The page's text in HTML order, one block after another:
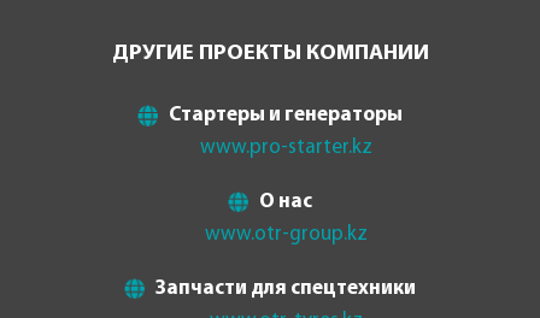
ДРУГИЕ ПРОЕКТЫ КОМПАНИИ
Стартеры и генераторы
www.pro-starter.kz
О нас
www.otr-group.kz
Запчасти для спецтехники